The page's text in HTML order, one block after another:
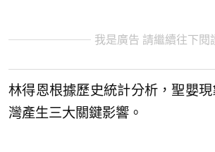
我是廣告 請繼續往下閱
林得恩根據歷史統計分析，聖嬰
灣產生三大關鍵影響。